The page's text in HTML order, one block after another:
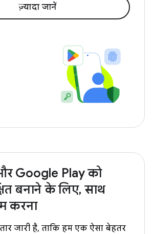
ज़्यादा जानें
Google Play को
बनाने के लिए, साथ
करना
जारी है, ताकि हम एक ऐसा बेहतर